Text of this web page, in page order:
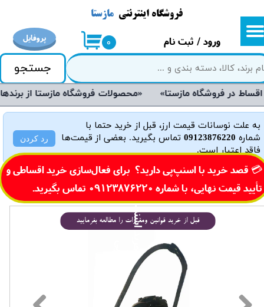
جستجو
۰ ورود / ثبت نام
حساب کاربری من
تغییر گذر واژه
سفارشات
خروج از حساب کاربری
فروشگاه اینترنتی مازستا
«محصولات فروشگاه مازستا از برندهای معتبر و روز دنیا می‌باشند و دارای گارانتی هستند»
به علت نوسانات قیمت ارز، قبل از خرید حتما با
شماره 09123876220تماس بگیرید. بعضی از قیمت‌ها
فاقد اعتبار است.
رد کردن
پروفایل
​💳 قصد خرید با اسنپ‌پی دارید؟ برای فعال‌سازی خرید اقساطی و
تأیید قیمت نهایی، با شماره 09123876220 تماس بگیرید.​​​​​​​
قبل از خرید قوانین ومقررات را مطالعه بفرمایید
خ
ی
د
ا
س
ن
پ
پ